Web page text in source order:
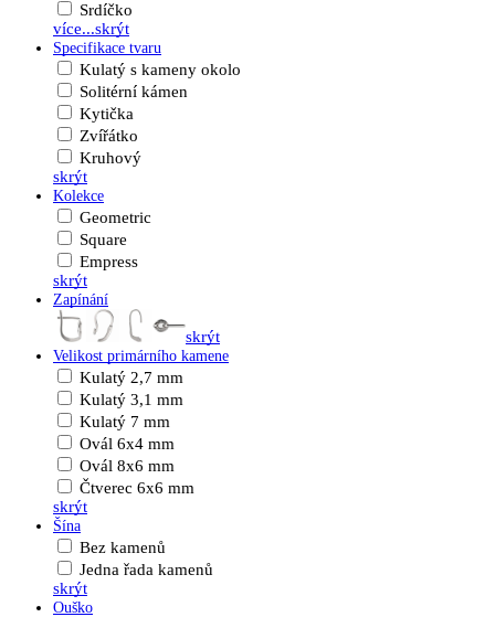
Srdíčko
více...skrýt
Specifikace tvaru
Kulatý s kameny okolo
Solitérní kámen
Kytička
Zvířátko
Kruhový
skrýt
Kolekce
Geometric
Square
Empress
skrýt
Zapínání
skrýt
Velikost primárního kamene
Kulatý 2,7 mm
Kulatý 3,1 mm
Kulatý 7 mm
Ovál 6x4 mm
Ovál 8x6 mm
Čtverec 6x6 mm
skrýt
Šína
Bez kamenů
Jedna řada kamenů
skrýt
Ouško